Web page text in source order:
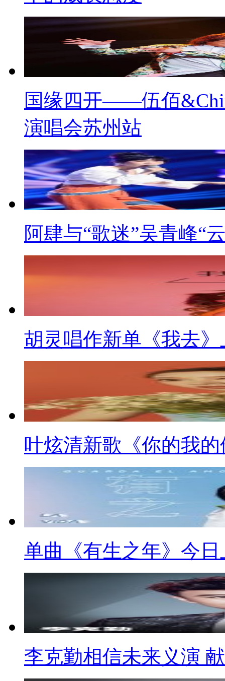
国缘四开——伍佰
演唱会苏州站
阿肆与“歌迷”吴青峰“
胡灵唱作新单《我去
叶炫清新歌《你的我
单曲《有生之年》今
李克勤相信未来义演